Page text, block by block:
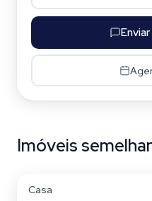
Imóveis
Boa Vista
Casa